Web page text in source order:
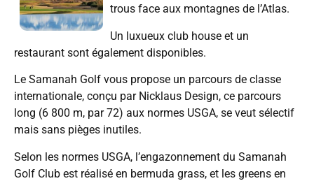
trous face aux montagnes de l’Atlas.
Un luxueux club house et un
restaurant sont également disponibles.
Le Samanah Golf vous propose un parcours de classe
internationale, conçu par Nicklaus Design, ce parcours
long (6 800 m, par 72) aux normes USGA, se veut sélectif
mais sans pièges inutiles.
Selon les normes USGA, l’engazonnement du Samanah
Golf Club est réalisé en bermuda grass, et les greens en